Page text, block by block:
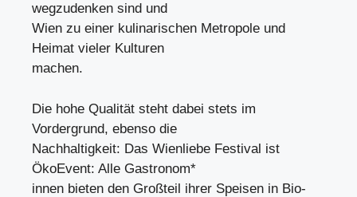
wegzudenken sind und
Wien zu einer kulinarischen Metropole und
Heimat vieler Kulturen
machen.
Die hohe Qualität steht dabei stets im
Vordergrund, ebenso die
Nachhaltigkeit: Das Wienliebe Festival ist
ÖkoEvent: Alle Gastronom*
innen bieten den Großteil ihrer Speisen in Bio-